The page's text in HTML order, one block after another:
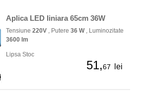
Aplica LED liniara 65cm 36W
Tensiune 220V , Putere 36 W, Luminozitate
3600 lm
Lipsa Stoc
51,67 lei